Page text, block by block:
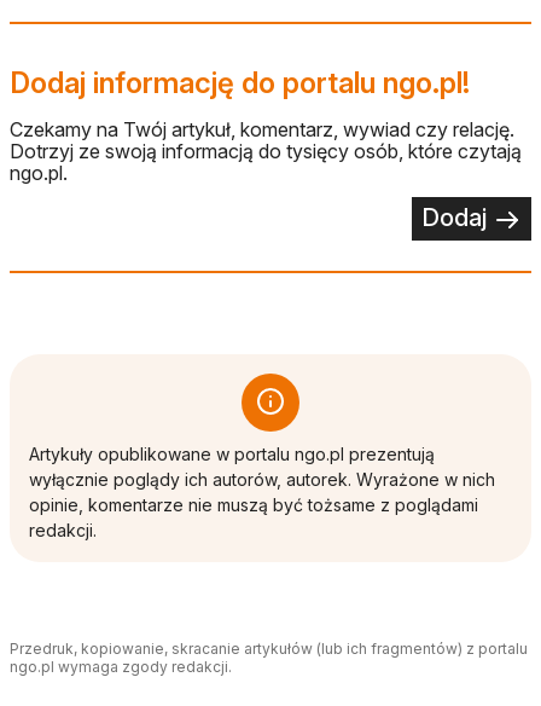
Dodaj informację do portalu ngo.pl!
Czekamy na Twój artykuł, komentarz, wywiad czy relację.
Dotrzyj ze swoją informacją do tysięcy osób, które czytają
ngo.pl.
Dodaj
Artykuły opublikowane w portalu ngo.pl prezentują
wyłącznie poglądy ich autorów, autorek. Wyrażone w nich
opinie, komentarze nie muszą być tożsame z poglądami
redakcji.
Przedruk, kopiowanie, skracanie artykułów (lub ich fragmentów) z portalu
ngo.pl wymaga zgody redakcji.